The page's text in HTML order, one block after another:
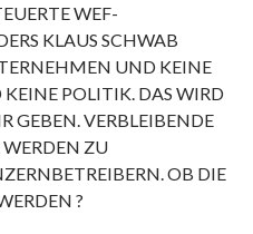
WEF-
KLAUS SCHWAB
UND KEINE
POLITIK. DAS WIRD
GEBEN. VERBLEIBENDE
ZU
OB DIE
?